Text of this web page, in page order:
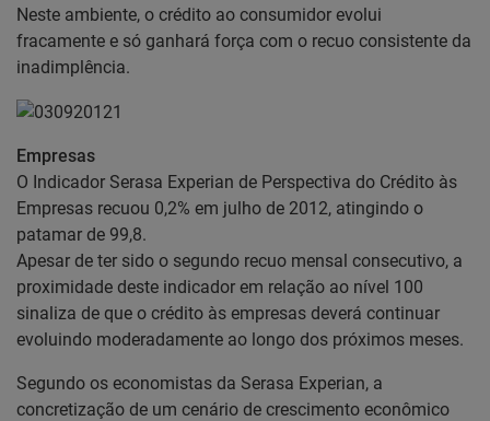
Neste ambiente, o crédito ao consumidor evolui
fracamente e só ganhará força com o recuo consistente da
inadimplência.
Empresas
O Indicador Serasa Experian de Perspectiva do Crédito às
Empresas recuou 0,2% em julho de 2012, atingindo o
patamar de 99,8.
Apesar de ter sido o segundo recuo mensal consecutivo, a
proximidade deste indicador em relação ao nível 100
sinaliza de que o crédito às empresas deverá continuar
evoluindo moderadamente ao longo dos próximos meses.
Segundo os economistas da Serasa Experian, a
concretização de um cenário de crescimento econômico